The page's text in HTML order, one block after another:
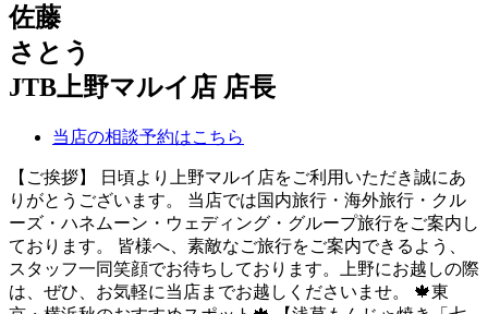
佐藤
さとう
JTB上野マルイ店 店長
当店の相談予約はこちら
【ご挨拶】 日頃より上野マルイ店をご利用いただき誠にあ
りがとうございます。 当店では国内旅行・海外旅行・クル
ーズ・ハネムーン・ウェディング・グループ旅行をご案内し
ております。 皆様へ、素敵なご旅行をご案内できるよう、
スタッフ一同笑顔でお待ちしております。上野にお越しの際
は、ぜひ、お気軽に当店までお越しくださいませ。 🍁東